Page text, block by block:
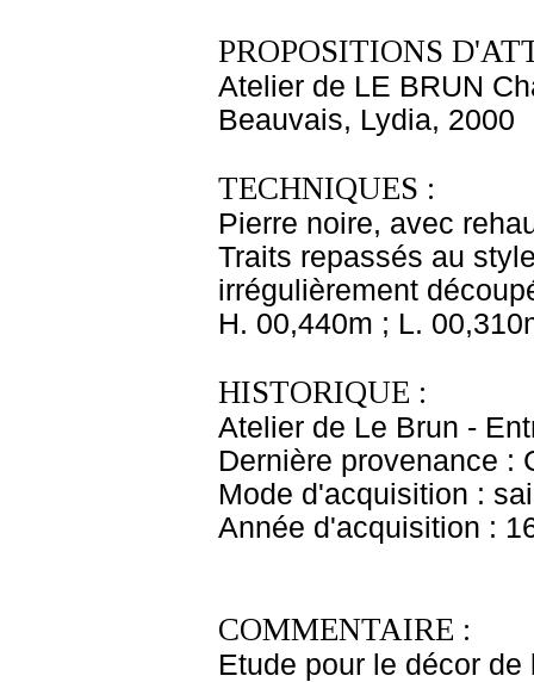
PROPOSITIONS
Atelier de LE BRUN
Beauvais, Lydia, 2000
TECHNIQUES :
Pierre noire, avec
Traits repassés au
irrégulièrement
H. 00,440m ; L.
HISTORIQUE :
Atelier de Le Brun -
Dernière provenance :
Mode d'acquisition :
Année d'acquisition :
COMMENTAIRE :
Etude pour le décor